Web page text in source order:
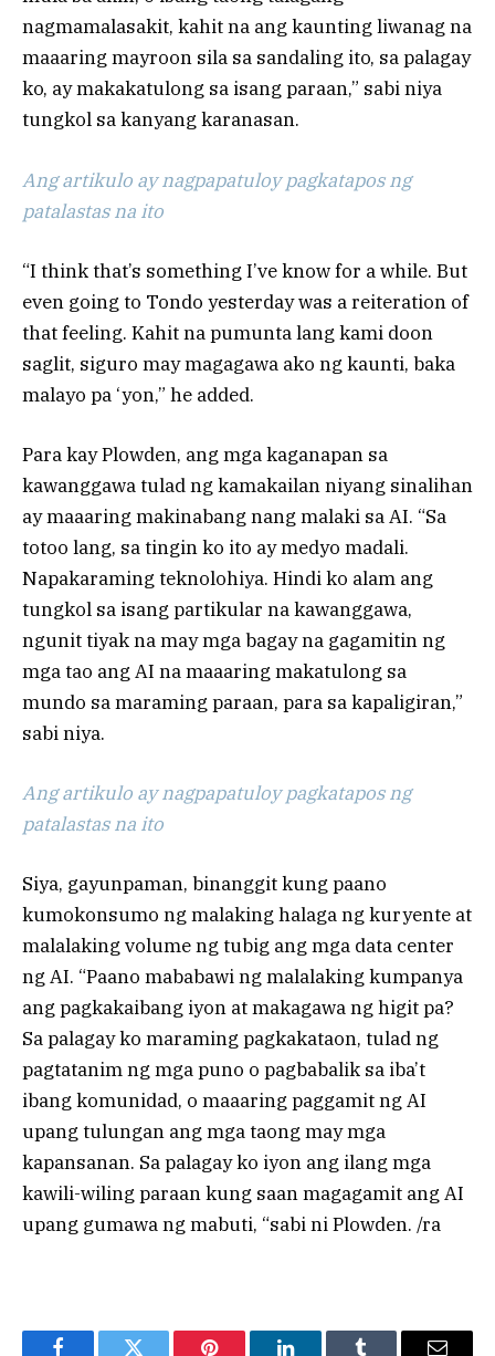
nagmamalasakit, kahit na ang kaunting liwanag na
maaaring mayroon sila sa sandaling ito, sa palagay
ko, ay makakatulong sa isang paraan,” sabi niya
tungkol sa kanyang karanasan.
Ang artikulo ay nagpapatuloy pagkatapos ng
patalastas na ito
“I think that’s something I’ve know for a while. But
even going to Tondo yesterday was a reiteration of
that feeling. Kahit na pumunta lang kami doon
saglit, siguro may magagawa ako ng kaunti, baka
malayo pa ‘yon,” he added.
Para kay Plowden, ang mga kaganapan sa
kawanggawa tulad ng kamakailan niyang sinalihan
ay maaaring makinabang nang malaki sa AI. “Sa
totoo lang, sa tingin ko ito ay medyo madali.
Napakaraming teknolohiya. Hindi ko alam ang
tungkol sa isang partikular na kawanggawa,
ngunit tiyak na may mga bagay na gagamitin ng
mga tao ang AI na maaaring makatulong sa
mundo sa maraming paraan, para sa kapaligiran,”
sabi niya.
Ang artikulo ay nagpapatuloy pagkatapos ng
patalastas na ito
Siya, gayunpaman, binanggit kung paano
kumokonsumo ng malaking halaga ng kuryente at
malalaking volume ng tubig ang mga data center
ng AI. “Paano mababawi ng malalaking kumpanya
ang pagkakaibang iyon at makagawa ng higit pa?
Sa palagay ko maraming pagkakataon, tulad ng
pagtatanim ng mga puno o pagbabalik sa iba’t
ibang komunidad, o maaaring paggamit ng AI
upang tulungan ang mga taong may mga
kapansanan. Sa palagay ko iyon ang ilang mga
kawili-wiling paraan kung saan magagamit ang AI
upang gumawa ng mabuti, “sabi ni Plowden. /ra